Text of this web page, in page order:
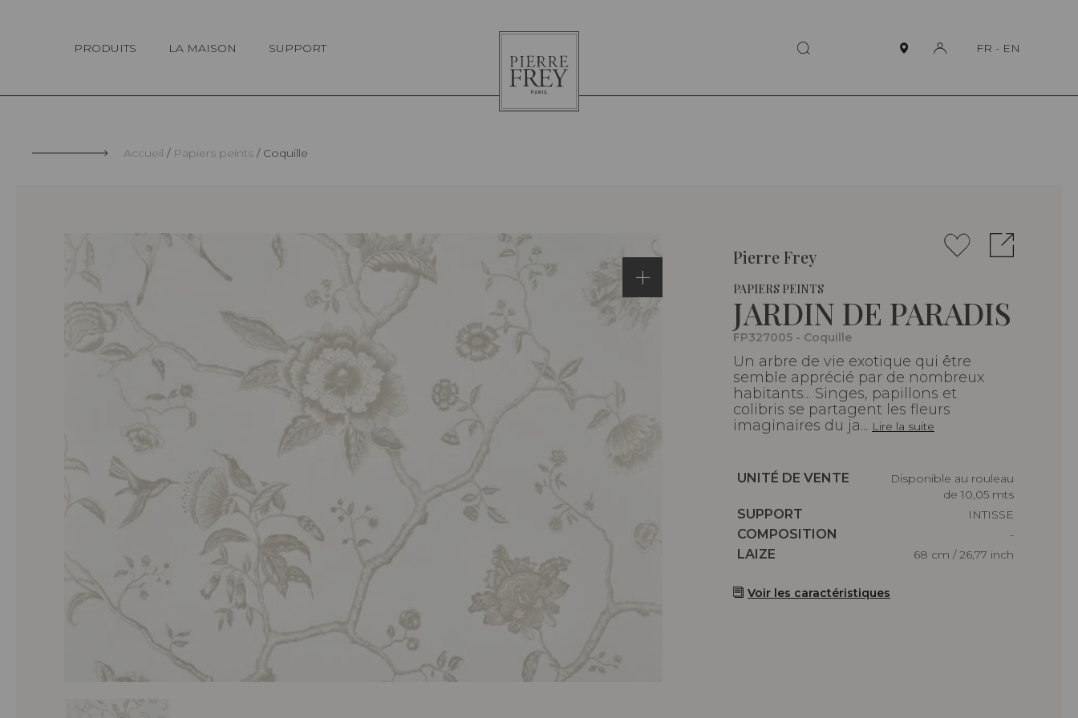
PRODUITS LA MAISON SUPPORT
Pierre
Frey
FR - EN
Accueil Papiers peints Coquille
Pierre Frey
PAPIERS PEINTS
JARDIN DE PARADIS
FP327005 - Coquille
Un arbre de vie exotique qui être
semble apprécié par de nombreux
habitants... Singes, papillons et
colibris se partagent les fleurs
imaginaires du ja... Lire la suite
Caractéristiques
UNITÉ DE VENTE
Disponible au rouleau
de 10,05 mts
Caractéristiques
SUPPORT
INTISSE
Caractéristiques
COMPOSITION
-
Caractéristiques
LAIZE 68 cm / 26,77 inch
Voir les caractéristiques